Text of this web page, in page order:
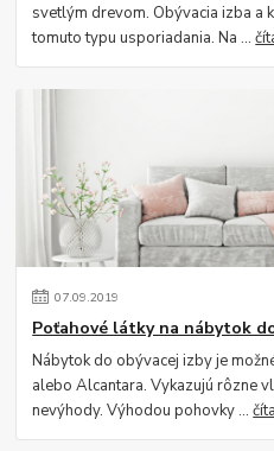
svetlým drevom. Obývacia izba a
tomuto typu usporiadania. Na ...
07.09.2019
Poťahové látky na nábytok
Nábytok do obývacej izby je
alebo Alcantara. Vykazujú rôzne
nevýhody. Výhodou pohovky ...